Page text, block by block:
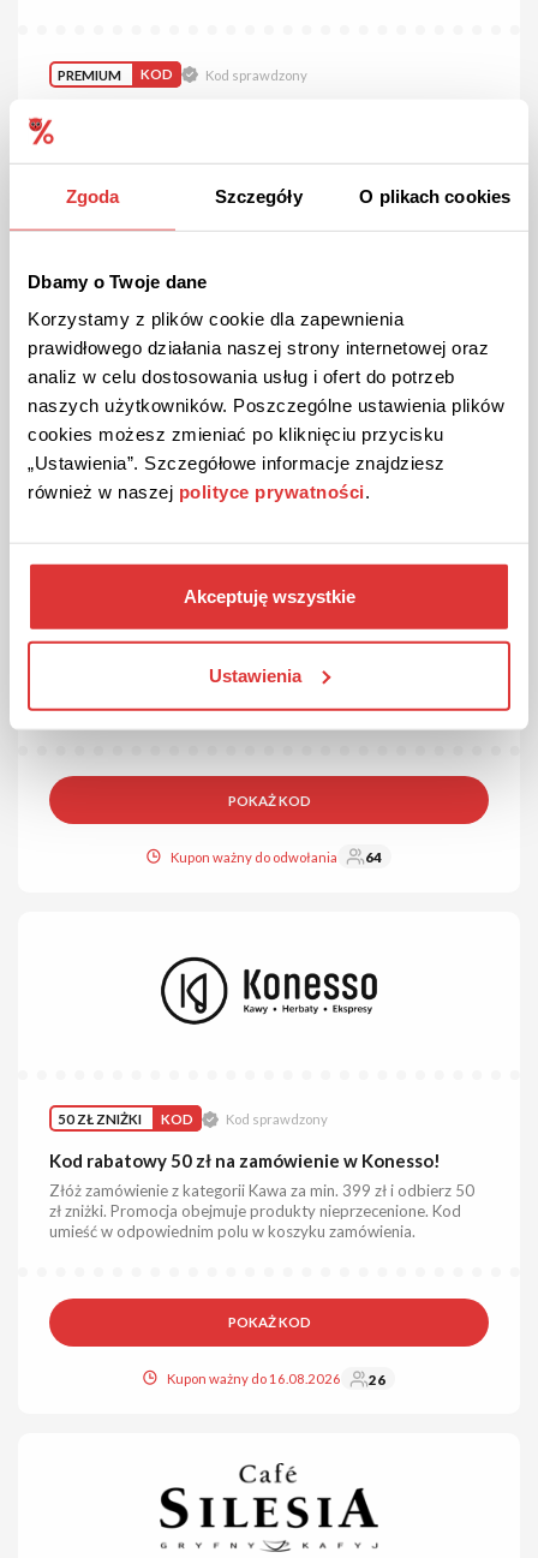
Zgoda Szczegóły O plikach cookies
Dbamy o Twoje dane
Korzystamy z plików cookie dla zapewnienia
prawidłowego działania naszej strony internetowej oraz
analiz w celu dostosowania usług i ofert do potrzeb
naszych użytkowników. Poszczególne ustawienia plików
cookies możesz zmieniać po kliknięciu przycisku
„Ustawienia”. Szczegółowe informacje znajdziesz
również w naszej polityce prywatności.
Akceptuję wszystkie
Ustawienia
PREMIUM KOD Kod sprawdzony
Kod rabatowy na 50 BNC w Primate!
Złóż zamówienie i doładuj konto za min. 250 BNC i odbierz
dodatkowe 50 BNC z kodem rabatowym. 1 BNC = 1
złotówka. Kod rabatowy podaj podczas składania
zamówienia.
Kupon ważny do odwołania 71
5% dla nowych użytkowników na pierwsze zamówienie na min.
4 dni. Aby skorzystać z oferty, wklej kod rabatowy w koszyku.
POKAŻ KOD
Kupon ważny do odwołania 64
50 ZŁ ZNIŻKI KOD Kod sprawdzony
Kod rabatowy 50 zł na zamówienie w Konesso!
Złóż zamówienie z kategorii Kawa za min. 399 zł i odbierz 50
zł zniżki. Promocja obejmuje produkty nieprzecenione. Kod
umieść w odpowiednim polu w koszyku zamówienia.
POKAŻ KOD
Kupon ważny do 16.08.2026 26